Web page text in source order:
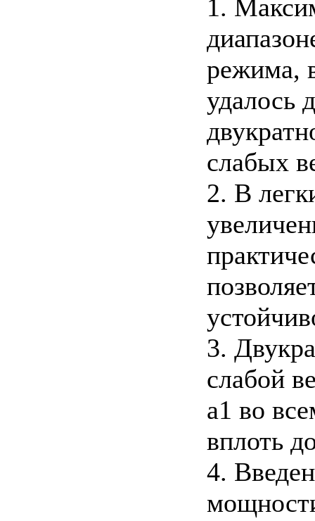
1.
режима,
удалось
слабых
2. В
3.
слабой
а1 во
вплоть
4.